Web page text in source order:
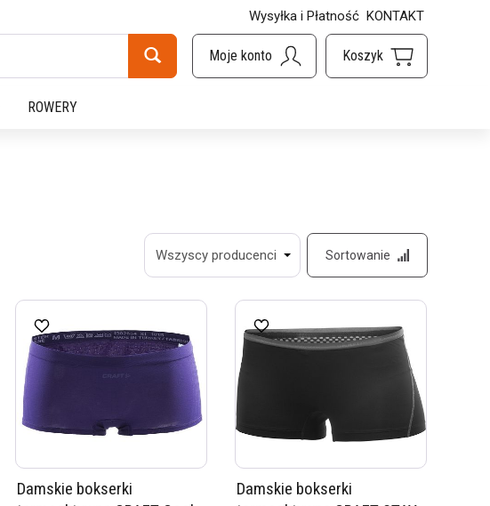
Wysyłka i Płatność KONTAKT
ROWERY
Sortowanie
Damskie bokserki
Damskie bokserki